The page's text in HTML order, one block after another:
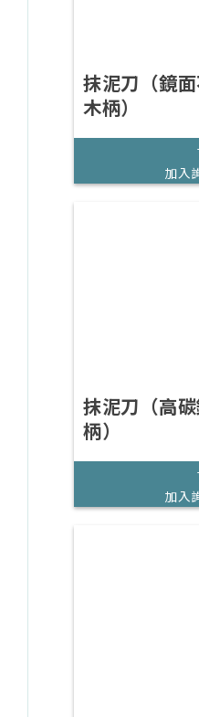
抹泥刀（鏡
木柄）
加入
抹泥刀（高
柄）
加入